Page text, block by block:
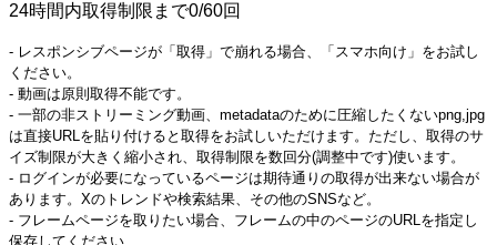
24時間内取得制限まで0/60回
- レスポンシブページが「取得」で崩れる場合、「スマホ向け」をお試し
ください。
- 動画は原則取得不能です。
- 一部の非ストリーミング動画、metadataのために圧縮したくないpng,jpg
は直接URLを貼り付けると取得をお試しいただけます。ただし、取得のサ
イズ制限が大きく縮小され、取得制限を数回分(調整中です)使います。
- ログインが必要になっているページは期待通りの取得が出来ない場合が
あります。Xのトレンドや検索結果、その他のSNSなど。
- フレームページを取りたい場合、フレームの中のページのURLを指定し
保存してください